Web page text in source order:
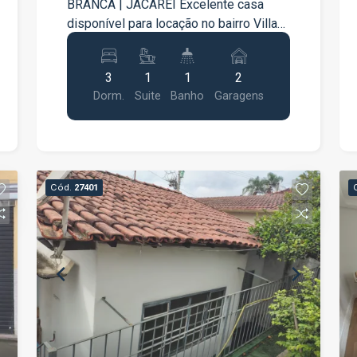
BRANCA | JACAREÍ Excelente casa
disponível para locação no bairro Villa
Branca, em uma localização
privilegiada, com fácil acesso à Dutra,
comércios, escolas e serviços da
região. O imóvel conta com: 3
dormitórios, sendo 1 suíte Um dos
condicionado 2 quartos com ar-
condicionado Cozinha funcional e bem
distribuída Área gourmet nos fundos
com cozinha, ideal para receber família
e amigos Sistema de aquecimento
solar com boiler de 600 litros A casa
oferece ambientes confortáveis, bem
planejados e ótima estrutura para quem
busca praticidade, conforto e qualidade
de vida. Entre em contato para mais
3
Dorm.
1
Suite
1
Banho
2
Garagens
Cód. 27401